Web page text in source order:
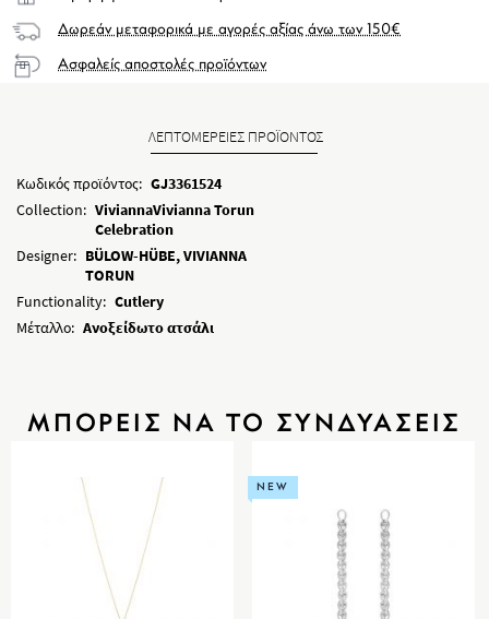
Δωρεάν μεταφορικά με αγορές αξίας άνω των 150€
Ασφαλείς αποστολές προϊόντων
ΛΕΠΤΟΜΕΡΕΙΕΣ ΠΡΟΪΟΝΤΟΣ
Κωδικός προϊόντος: GJ3361524
Collection: ViviannaVivianna Torun
Celebration
Designer: BÜLOW-HÜBE, VIVIANNA
TORUN
Functionality: Cutlery
Μέταλλο: Ανοξείδωτο ατσάλι
ΜΠΟΡΕΙΣ ΝΑ ΤΟ ΣΥΝΔΥΑΣΕΙΣ
NEW